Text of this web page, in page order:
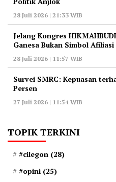
28 Juli 2026 | 21:33 WIB
‎Jelang Kongres
Ganesa Bukan Simbol
28 Juli 2026 | 11:57 WIB
‎Survei SMRC: Kepuasan
Persen
27 Juli 2026 | 11:54 WIB
TOPIK TERKINI
#cilegon (28)
#opini (25)